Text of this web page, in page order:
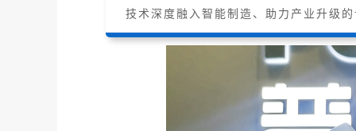
技术深度融入智能制造、助力产业升级